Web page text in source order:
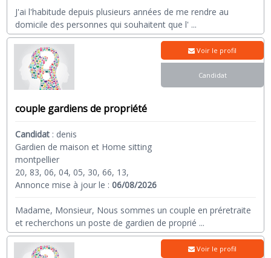
J'ai l'habitude depuis plusieurs années de me rendre au
domicile des personnes qui souhaitent que l' ...
couple gardiens de propriété
Candidat : denis
Gardien de maison et Home sitting
montpellier
20, 83, 06, 04, 05, 30, 66, 13,
Annonce mise à jour le :06/08/2026
Madame, Monsieur, Nous sommes un couple en préretraite
et recherchons un poste de gardien de proprié ...
Voir le profil
Candidat
Voir le profil